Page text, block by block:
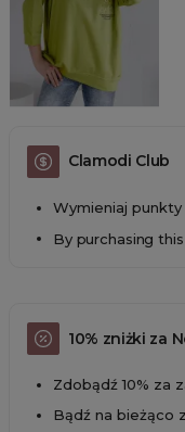
Clamodi Club
Wymieniaj
By purchasing
10% zniżki za
Zdobądź 10% za
Bądź na bieżąco